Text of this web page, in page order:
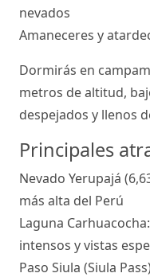
nevados
Amaneceres y
Dormirás en
metros de altitud,
despejados y llenos
Principales
Nevado Yerupajá
más alta del Perú
Laguna
intensos y vistas
Paso Siula (Siula